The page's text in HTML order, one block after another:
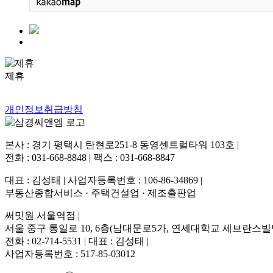
제휴
개인정보취급방침
본사 : 경기 평택시 탄현로251-8 동영센트럴타워 103호 |
전화 : 031-668-8848 | 팩스 : 031-668-8847
대표 : 김성태 | 사업자등록번호 : 106-86-34869 |
부동산종합서비스 · 주택건설업 · 제조출판업
써밋원 서울역점 |
서울 중구 통일로 10, 6층(남대문로5가, 연세대학교 세브란스빌
전화 : 02-714-5531 | 대표 : 김성태 |
사업자등록번호 : 517-85-03012